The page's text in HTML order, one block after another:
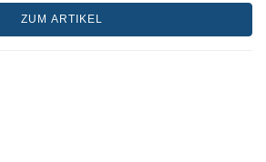
ZUM ARTIKEL